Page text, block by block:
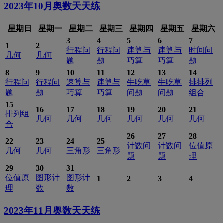
2023年10月 奥数天天练
星期日 星期一 星期二 星期三 星期四 星期五
星期六
1
几何
2
几何
3
行程问
题
4
行程问
题
5
速算与
巧算
6
速算与
巧算
7
时间问
题
8
行程问
题
9
行程问
题
10
速算与
巧算
11
速算与
巧算
12
牛吃草
问题
13
牛吃草
问题
14
排排列
组合
15
排列组
合
16
几何
17
几何
18
几何
19
几何
20
几何
21
几何
22
几何
23
几何
24
三角形
25
三角形
26
计数问
题
27
计数问
题
28
位值原
理
29
位值原
理
30
图形计
数
31
图形计
数
1 2 3 4
2023年11月 奥数天天练